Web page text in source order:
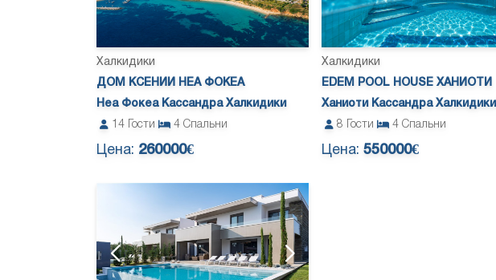
Халкидики
ДОМ КСЕНИИ НЕА ФОКЕА
Неа Фокеа Кассандра Халкидики
14
Гости 4 Спальни
Цена: 260000€
Халкидики
EDEM POOL HOUSE ХАНИОТИ
Ханиоти Кассандра Халкидики
8
Гости 4 Спальни
Цена: 550000€